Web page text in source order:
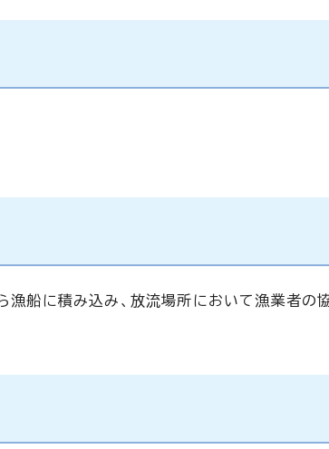
漁船に積み込み、放流場所において漁業者の